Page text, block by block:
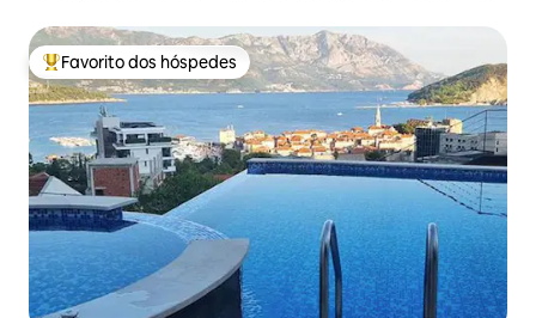
Favoritos dos hóspedes mais apreciados
Favorito dos hóspedes